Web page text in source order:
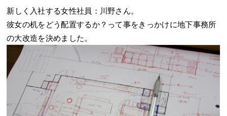
新しく入社する女性社員：川野さん。
彼女の机をどう配置するか？って事をきっかけに地下事務所
の大改造を決めました。